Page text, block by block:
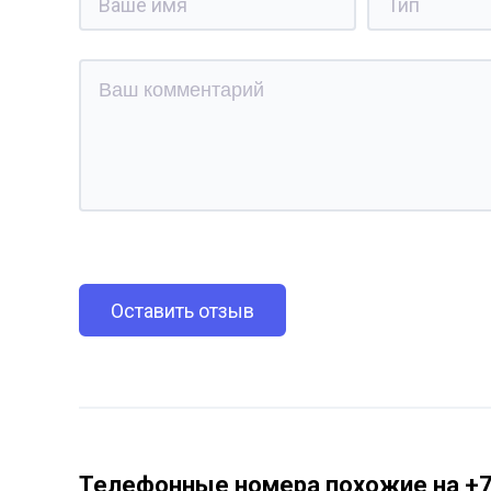
Оставить отзыв
Телефонные номера похожие на